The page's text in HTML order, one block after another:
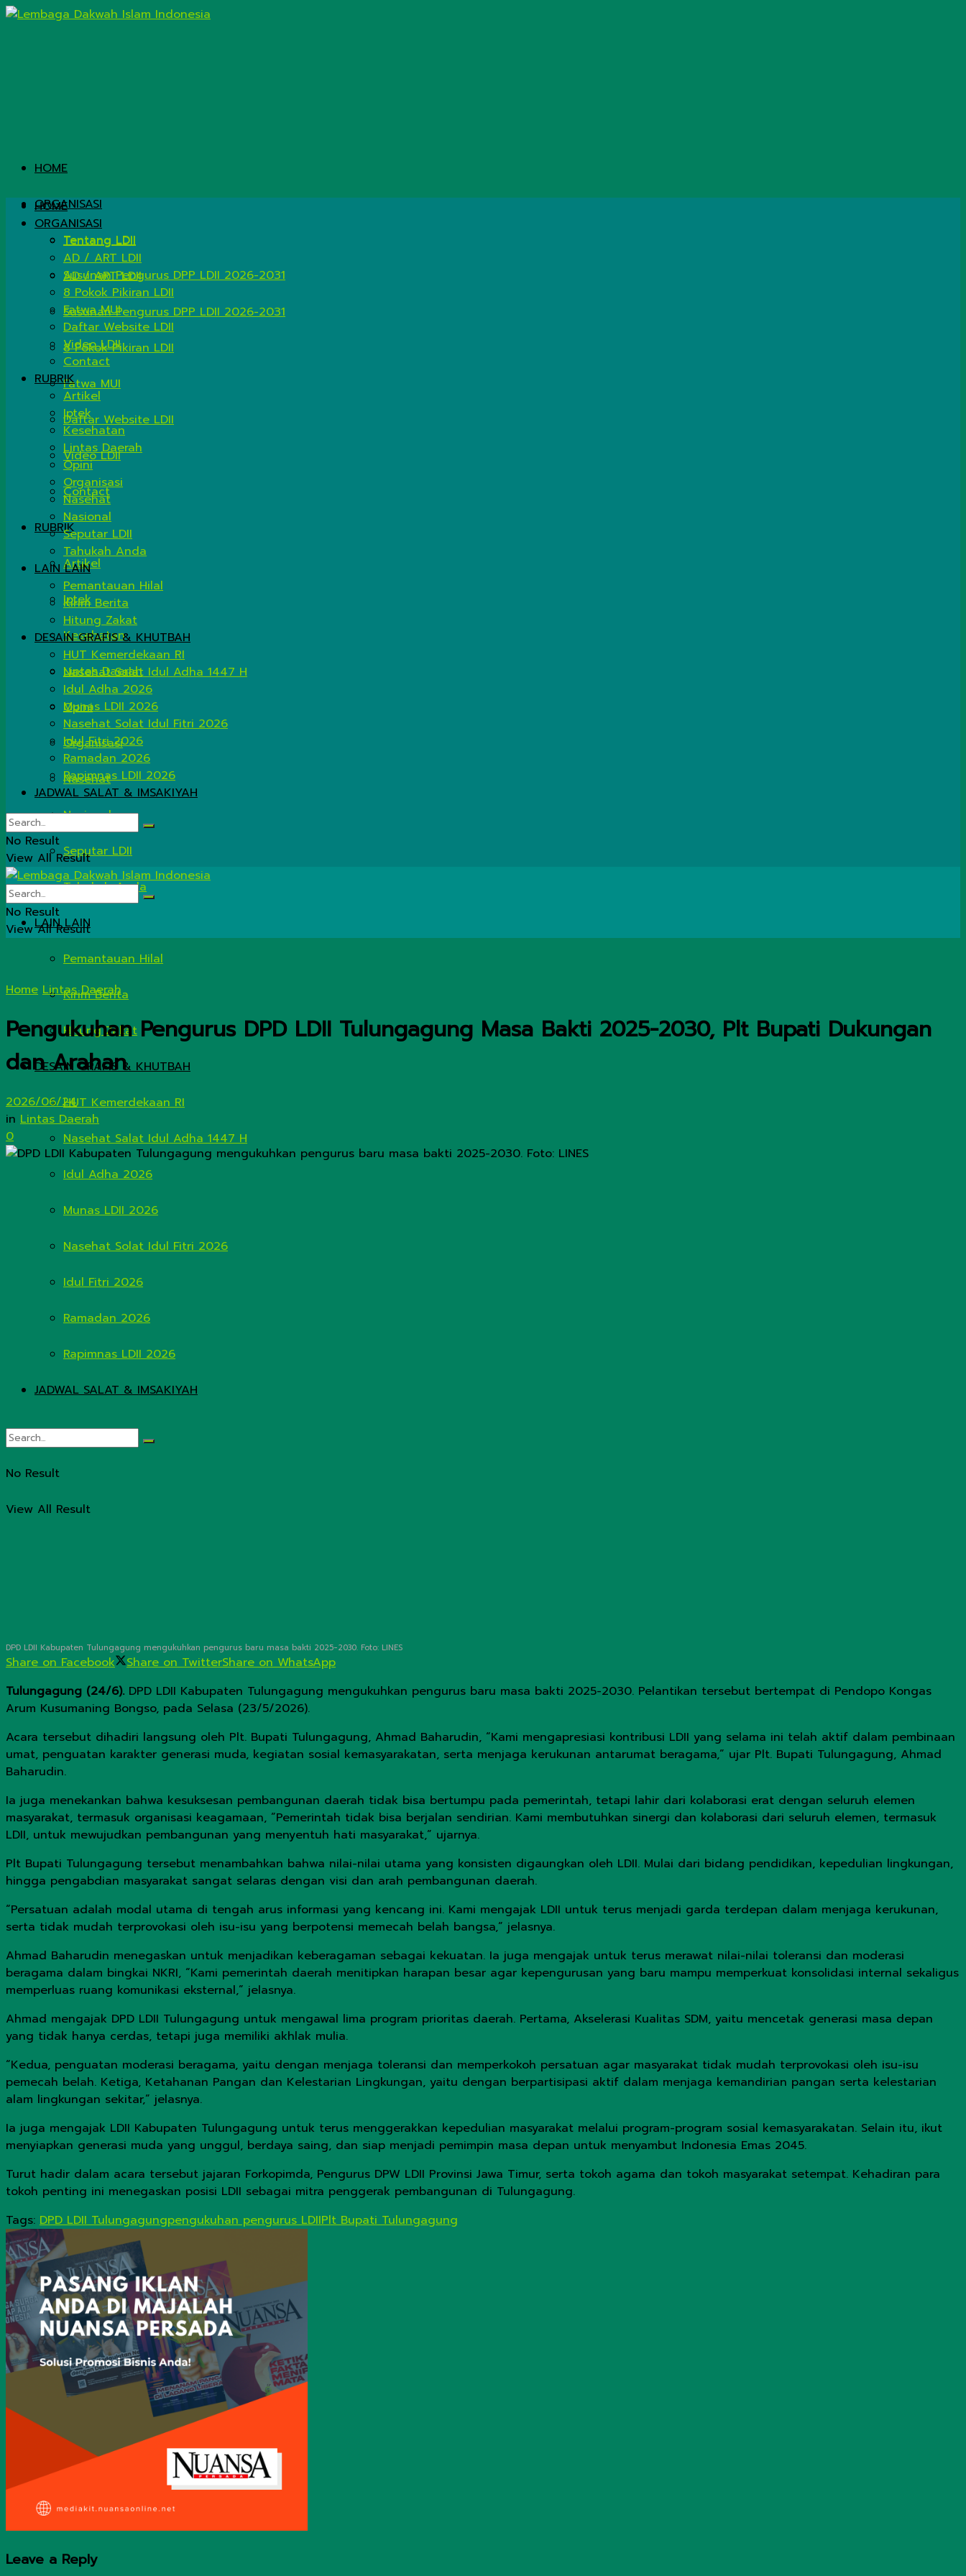
HOME
ORGANISASI
Tentang LDII
AD / ART LDII
Susunan Pengurus DPP LDII 2026-2031
8 Pokok Pikiran LDII
Fatwa MUI
Daftar Website LDII
Video LDII
Contact
RUBRIK
Artikel
Iptek
Kesehatan
Lintas Daerah
Opini
Organisasi
Nasehat
Nasional
Seputar LDII
Tahukah Anda
LAIN LAIN
Pemantauan Hilal
Kirim Berita
Hitung Zakat
DESAIN GRAFIS & KHUTBAH
HUT Kemerdekaan RI
Nasehat Salat Idul Adha 1447 H
Idul Adha 2026
Munas LDII 2026
Nasehat Solat Idul Fitri 2026
Idul Fitri 2026
Ramadan 2026
Rapimnas LDII 2026
JADWAL SALAT & IMSAKIYAH
No Result
View All Result
HOME
ORGANISASI
Tentang LDII
AD / ART LDII
Susunan Pengurus DPP LDII 2026-2031
8 Pokok Pikiran LDII
Fatwa MUI
Daftar Website LDII
Video LDII
Contact
RUBRIK
Artikel
Iptek
Kesehatan
Lintas Daerah
Opini
Organisasi
Nasehat
Nasional
Seputar LDII
Tahukah Anda
LAIN LAIN
Pemantauan Hilal
Kirim Berita
Hitung Zakat
DESAIN GRAFIS & KHUTBAH
HUT Kemerdekaan RI
Nasehat Salat Idul Adha 1447 H
Idul Adha 2026
Munas LDII 2026
Nasehat Solat Idul Fitri 2026
Idul Fitri 2026
Ramadan 2026
Rapimnas LDII 2026
JADWAL SALAT & IMSAKIYAH
No Result
View All Result
No Result
View All Result
Home Lintas Daerah
Pengukuhan Pengurus DPD LDII Tulungagung Masa Bakti 2025-2030, Plt Bupati Dukungan
dan Arahan
2026/06/24
in Lintas Daerah
0
DPD LDII Kabupaten Tulungagung mengukuhkan pengurus baru masa bakti 2025-2030. Foto: LINES
Share on Facebook Share on TwitterShare on WhatsApp
Tulungagung (24/6). DPD LDII Kabupaten Tulungagung mengukuhkan pengurus baru masa bakti 2025-2030. Pelantikan tersebut bertempat di Pendopo Kongas
Arum Kusumaning Bongso, pada Selasa (23/5/2026).
Acara tersebut dihadiri langsung oleh Plt. Bupati Tulungagung, Ahmad Baharudin, “Kami mengapresiasi kontribusi LDII yang selama ini telah aktif dalam pembinaan
umat, penguatan karakter generasi muda, kegiatan sosial kemasyarakatan, serta menjaga kerukunan antarumat beragama,” ujar Plt. Bupati Tulungagung, Ahmad
Baharudin.
Ia juga menekankan bahwa kesuksesan pembangunan daerah tidak bisa bertumpu pada pemerintah, tetapi lahir dari kolaborasi erat dengan seluruh elemen
masyarakat, termasuk organisasi keagamaan, ”Pemerintah tidak bisa berjalan sendirian. Kami membutuhkan sinergi dan kolaborasi dari seluruh elemen, termasuk
LDII, untuk mewujudkan pembangunan yang menyentuh hati masyarakat,” ujarnya.
Plt Bupati Tulungagung tersebut menambahkan bahwa nilai-nilai utama yang konsisten digaungkan oleh LDII. Mulai dari bidang pendidikan, kepedulian lingkungan,
hingga pengabdian masyarakat sangat selaras dengan visi dan arah pembangunan daerah.
“Persatuan adalah modal utama di tengah arus informasi yang kencang ini. Kami mengajak LDII untuk terus menjadi garda terdepan dalam menjaga kerukunan,
serta tidak mudah terprovokasi oleh isu-isu yang berpotensi memecah belah bangsa,” jelasnya.
Ahmad Baharudin menegaskan untuk menjadikan keberagaman sebagai kekuatan. Ia juga mengajak untuk terus merawat nilai-nilai toleransi dan moderasi
beragama dalam bingkai NKRI, “Kami pemerintah daerah menitipkan harapan besar agar kepengurusan yang baru mampu memperkuat konsolidasi internal sekaligus
memperluas ruang komunikasi eksternal,” jelasnya.
Ahmad mengajak DPD LDII Tulungagung untuk mengawal lima program prioritas daerah. Pertama, Akselerasi Kualitas SDM, yaitu mencetak generasi masa depan
yang tidak hanya cerdas, tetapi juga memiliki akhlak mulia.
“Kedua, penguatan moderasi beragama, yaitu dengan menjaga toleransi dan memperkokoh persatuan agar masyarakat tidak mudah terprovokasi oleh isu-isu
pemecah belah. Ketiga, Ketahanan Pangan dan Kelestarian Lingkungan, yaitu dengan berpartisipasi aktif dalam menjaga kemandirian pangan serta kelestarian
alam lingkungan sekitar,” jelasnya.
Ia juga mengajak LDII Kabupaten Tulungagung untuk terus menggerakkan kepedulian masyarakat melalui program-program sosial kemasyarakatan. Selain itu, ikut
menyiapkan generasi muda yang unggul, berdaya saing, dan siap menjadi pemimpin masa depan untuk menyambut Indonesia Emas 2045.
Turut hadir dalam acara tersebut jajaran Forkopimda, Pengurus DPW LDII Provinsi Jawa Timur, serta tokoh agama dan tokoh masyarakat setempat. Kehadiran para
tokoh penting ini menegaskan posisi LDII sebagai mitra penggerak pembangunan di Tulungagung.
Tags: DPD LDII Tulungagungpengukuhan pengurus LDIIPlt Bupati Tulungagung
Leave a Reply